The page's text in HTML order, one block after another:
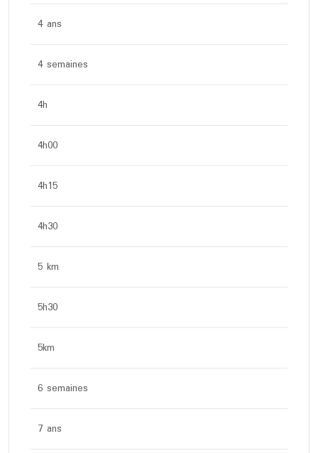
4 ans
4 semaines
4h
4h00
4h15
4h30
5 km
5h30
5km
6 semaines
7 ans